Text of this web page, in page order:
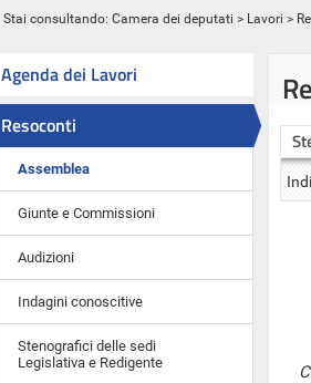
Stai consultando: Camera dei deputati > Lavori >
Agenda dei Lavori
Resoconti
Assemblea
Giunte e Commissioni
Audizioni
Indagini conoscitive
Stenografici delle sedi
Legislativa e Redigente